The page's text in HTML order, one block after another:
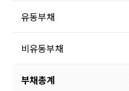
유동부채
비유동부채
부채총계